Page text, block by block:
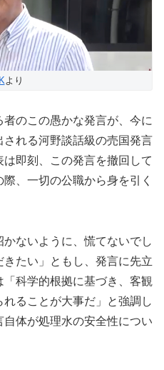
より
のこの愚かな発言が、今に
れる河野談話級の売国発言
即刻、この発言を撤回して
、一切の公職から身を引く
ないように、慌てないでし
たい」ともし、発言に先立
科学的根拠に基づき、客観
ることが大事だ」と強調し
体が処理水の安全性につい